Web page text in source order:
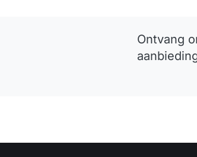
Ontvang